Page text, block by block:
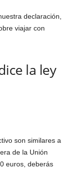
declaración,
viajar con
la ley
son similares a
de la Unión
euros, deberás